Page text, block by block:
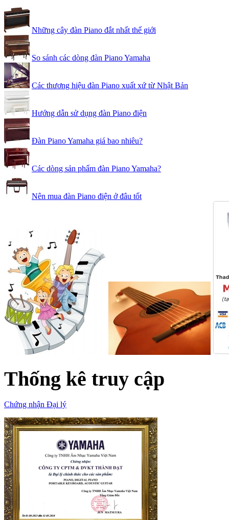
Những cây đàn Piano đắt nhất thế giới
So sánh các dòng đàn Piano Yamaha
Các thương hiệu đàn Piano xuất xứ từ Nhật Bản
Hướng dẫn sử dụng đàn Piano điện
Đàn Piano Yamaha giá bao nhiêu?
Các dòng sản phẩm đàn Piano Yamaha?
Nên mua đàn Piano điện ở đâu tốt
Thống kê truy cập
Chứng nhận Đại lý